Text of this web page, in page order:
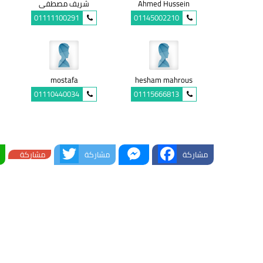
Ahmed Hussein
01145002210
شريف مصطفى
01111100291
hesham mahrous
01115666813
mostafa
01110440034
مشاركة Facebook
Messenger
مشاركة Twitterمشاركة